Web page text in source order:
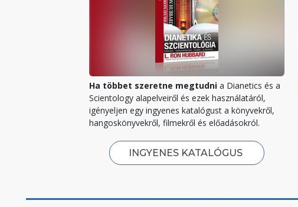
Ha többet szeretne megtudnia Dianetics és a
Scientology alapelveiről és ezek használatáról,
igényeljen egy ingyenes katalógust a könyvekről,
hangoskönyvekről, filmekről és előadásokról.
INGYENES KATALÓGUS